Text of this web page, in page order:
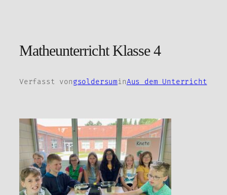
springen
Matheunterricht Klasse 4
Verfasst vongsoldersuminAus dem Unterricht